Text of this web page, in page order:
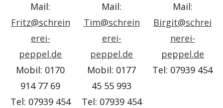
Mail:
Fritz@schrein
erei-
peppel.de
Mobil: 0170
914 77 69
Tel: 07939 454
Mail:
Tim@schrein
erei-
peppel.de
Mobil: 0177
45 55 993
Tel: 07939 454
Mail:
Birgit@schrei
nerei-
peppel.de
Tel: 07939 454